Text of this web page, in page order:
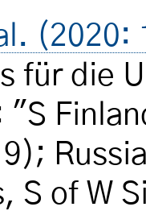
(2020:
für die
"S
S of W